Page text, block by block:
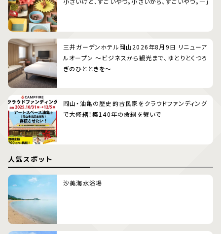
三井ガーデンホテル岡山2026年8月9日 リニューア
ルオープン 〜ビジネスから観光まで、ゆとりとくつろ
ぎのひとときを〜
岡山・油亀の歴史的古民家をクラウドファンディング
で大修繕！築140年の命綱を繋いで
人気スポット
沙美海水浴場